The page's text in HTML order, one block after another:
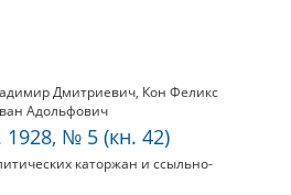
Дмитриевич, Кон Феликс
Адольфович
1928, № 5 (кн. 42)
каторжан и ссыльно-